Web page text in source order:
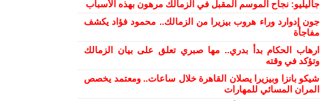
جاليليو: نجاح الموسم المقبل في الزمالك مرهون بهذه الأسباب
جون إدوارد وراء هروب بيزيرا من الزمالك.. محمود فؤاد يكشف
مفاجأة
ارهاب الحكام بدأ بدري.. مها صبري تعلق على بيان الزمالك
وتؤكد في وقته
شيكو بانزا وبيزيرا يصلان القاهرة خلال ساعات.. ومعتمد يخصص
المران المسائي للمهارات